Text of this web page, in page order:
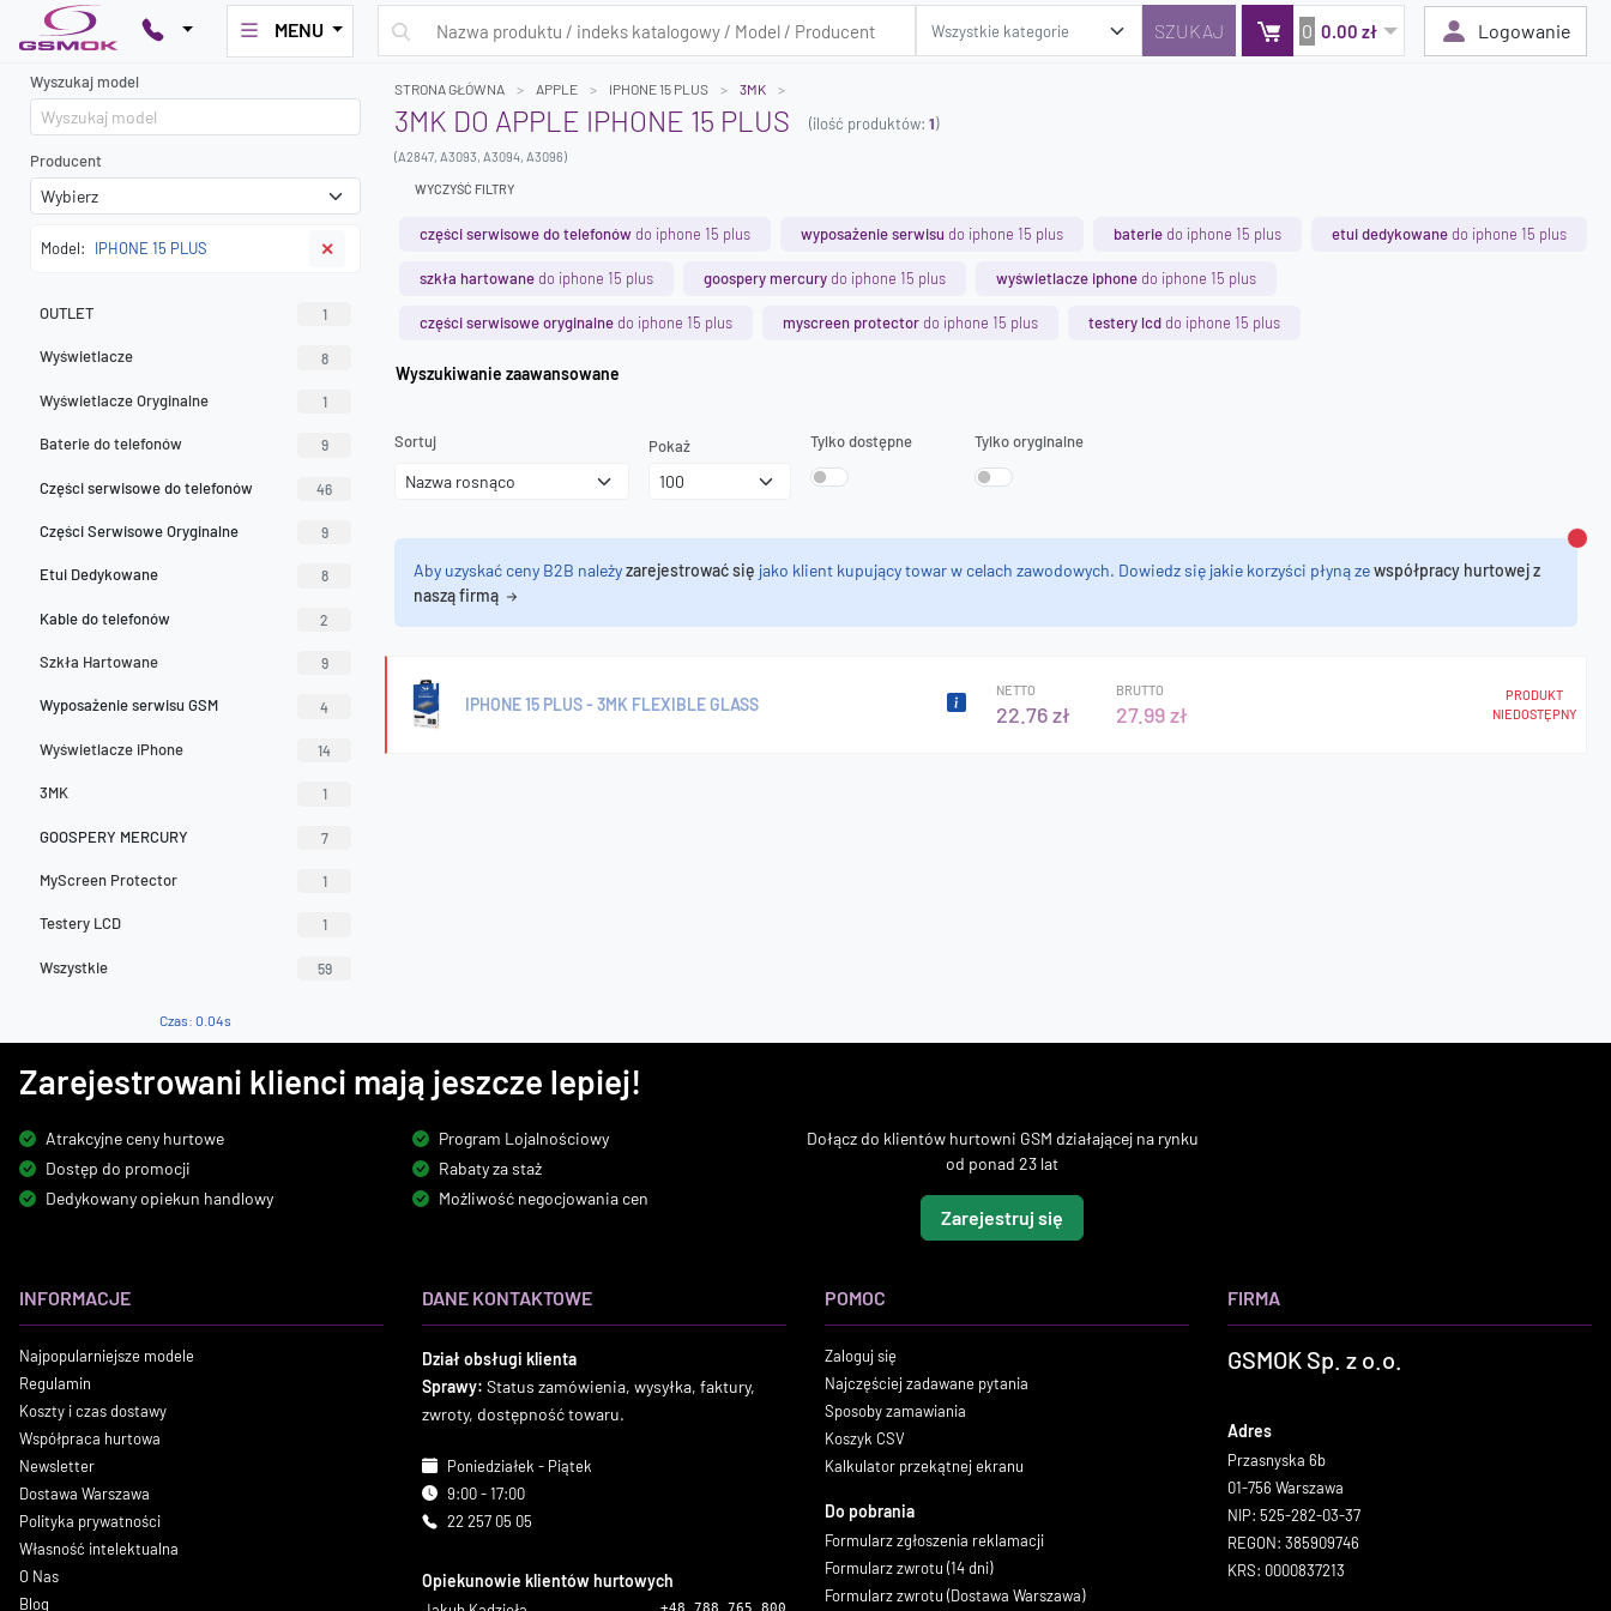
MENU 0 0.00 zł Logowanie
Wyszukaj model
Producent
Model: IPHONE 15 PLUS ✕
OUTLET 1
Wyświetlacze 8
Wyświetlacze Oryginalne 1
Baterie do telefonów 9
Części serwisowe do telefonów 46
Części Serwisowe Oryginalne 9
Etui Dedykowane 8
Kable do telefonów 2
Szkła Hartowane 9
Wyposażenie serwisu GSM 4
Wyświetlacze iPhone 14
3MK 1
GOOSPERY MERCURY 7
MyScreen Protector 1
Testery LCD 1
Wszystkie 59
Czas: 0.04s
STRONA GŁÓWNA APPLE IPHONE 15 PLUS 3MK
3MK DO APPLE IPHONE 15 PLUS (ilość produktów: 1)
(A2847, A3093, A3094, A3096)
WYCZYŚĆ FILTRY
części serwisowe do telefonów do iphone 15 plus wyposażenie serwisu do iphone 15 plus baterie do iphone 15 plus etui dedykowane do iphone 15 plus
szkła hartowane do iphone 15 plus goospery mercury do iphone 15 plus wyświetlacze iphone do iphone 15 plus
części serwisowe oryginalne do iphone 15 plus myscreen protector do iphone 15 plus testery lcd do iphone 15 plus
Wyszukiwanie zaawansowane
Sortuj Pokaż Tylko dostępne Tylko oryginalne
Aby uzyskać ceny B2B należyzarejestrować się jako klient kupujący towar w celach zawodowych. Dowiedz się jakie korzyści płyną zewspółpracy hurtowej z
naszą firmą
IPHONE 15 PLUS - 3MK FLEXIBLE GLASS
NETTO
22.76 zł
BRUTTO
27.99 zł
PRODUKT
NIEDOSTĘPNY
Zarejestrowani klienci mają jeszcze lepiej!
Atrakcyjne ceny hurtowe
Dostęp do promocji
Dedykowany opiekun handlowy
Program Lojalnościowy
Rabaty za staż
Możliwość negocjowania cen
Dołącz do klientów hurtowni GSM działającej na rynku
od ponad 23 lat
Zarejestruj się
INFORMACJE
Najpopularniejsze modele
Regulamin
Koszty i czas dostawy
Współpraca hurtowa
Newsletter
Dostawa Warszawa
Polityka prywatności
Własność intelektualna
O Nas
Blog
DANE KONTAKTOWE
Dział obsługi klienta
Sprawy: Status zamówienia, wysyłka, faktury,
zwroty, dostępność towaru.
Poniedziałek - Piątek
9:00 - 17:00
22 257 05 05
Opiekunowie klientów hurtowych
+48 788 765 800
POMOC
Zaloguj się
Najczęściej zadawane pytania
Sposoby zamawiania
Koszyk CSV
Kalkulator przekątnej ekranu
Do pobrania
Formularz zgłoszenia reklamacji
Formularz zwrotu (14 dni)
Formularz zwrotu (Dostawa Warszawa)
FIRMA
GSMOK Sp. z o.o.
Adres
Przasnyska 6b
01-756 Warszawa
NIP: 525-282-03-37
REGON: 385909746
KRS: 0000837213